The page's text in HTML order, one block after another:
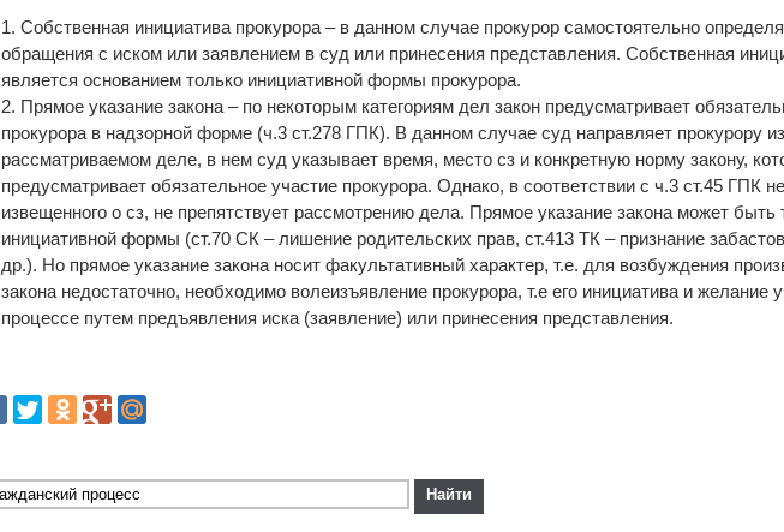
1. Собственная инициатива прокурора – в данном случае прокурор самостоятельно
обращения с иском или заявлением в суд или принесения представления. Собственная
является основанием только инициативной формы прокурора.
2. Прямое указание закона – по некоторым категориям дел закон предусматривает
прокурора в надзорной форме (ч.3 ст.278 ГПК). В данном случае суд направляет прокурору
рассматриваемом деле, в нем суд указывает время, место сз и конкретную норму закону,
предусматривает обязательное участие прокурора. Однако, в соответствии с ч.3 ст.45 ГПК
извещенного о сз, не препятствует рассмотрению дела. Прямое указание закона может быть
инициативной формы (ст.70 СК – лишение родительских прав, ст.413 ТК – признание
др.). Но прямое указание закона носит факультативный характер, т.е. для возбуждения
закона недостаточно, необходимо волеизъявление прокурора, т.е его инициатива и желание
процессе путем предъявления иска (заявление) или принесения представления.